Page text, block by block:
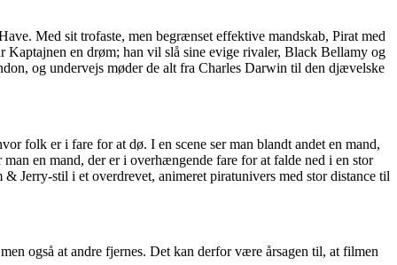
Med sit trofaste, men begrænset effektive mandskab, Pirat med
en drøm; han vil slå sine evige rivaler, Black Bellamy og
og undervejs møder de alt fra Charles Darwin til den djævelske
folk er i fare for at dø. I en scene ser man blandt andet en mand,
en mand, der er i overhængende fare for at falde ned i en stor
Jerry-stil i et overdrevet, animeret piratunivers med stor distance til
også at andre fjernes. Det kan derfor være årsagen til, at filmen